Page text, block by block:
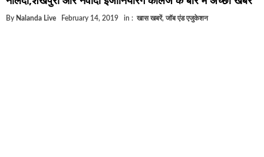
बिहार में एक और सिक्स लेन की मंजूरी.. जानिए किन-किन
By Nalanda Live February 14, 2019 in : खास खबरें, जॉब एंड एजुकेशन